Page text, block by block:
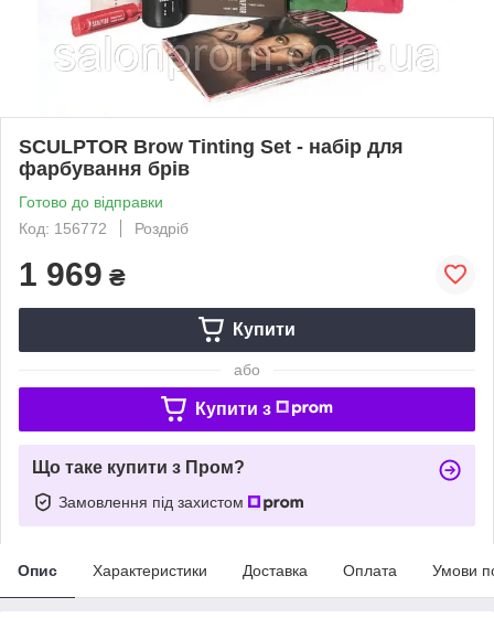
SCULPTOR Brow Tinting Set - набір для
фарбування брів
Готово до відправки
Код: 156772
Роздріб
1 969 ₴
Купити
або
Купити з
Що таке купити з Пром?
Замовлення під захистом
Опис Характеристики Доставка Оплата Умови